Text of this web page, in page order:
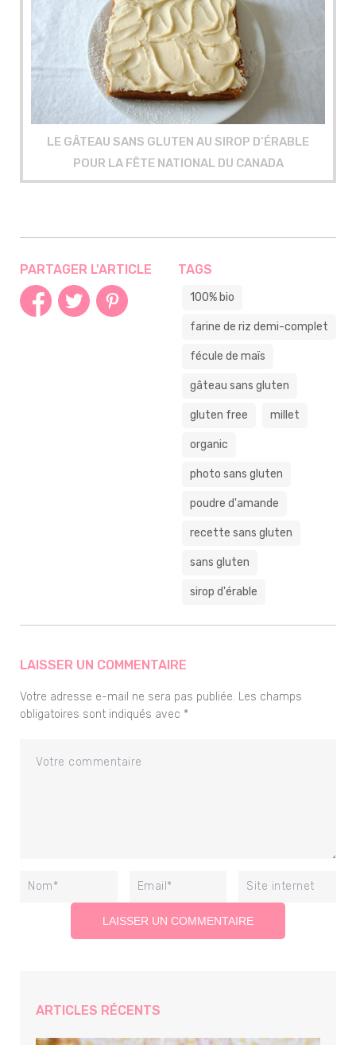
LE GÂTEAU SANS GLUTEN AU SIROP D’ÉRABLE
POUR LA FÊTE NATIONAL DU CANADA
PARTAGER L'ARTICLE TAGS
100% bio
farine de riz demi-complet
fécule de maïs
gâteau sans gluten
gluten free millet
organic
photo sans gluten
poudre d'amande
recette sans gluten
sans gluten
sirop d'érable
LAISSER UN COMMENTAIRE
Votre adresse e-mail ne sera pas publiée. Les champs
obligatoires sont indiqués avec *
ARTICLES RÉCENTS